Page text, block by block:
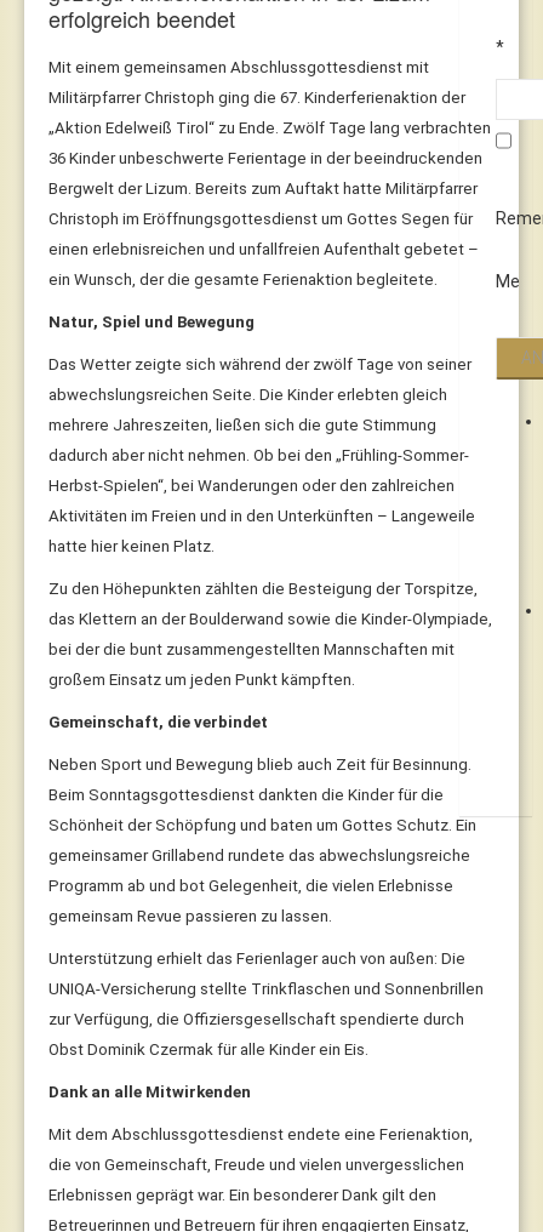
*
Me
erfolgreich beendet
Mit einem gemeinsamen Abschlussgottesdienst mit
Militärpfarrer Christoph ging die 67. Kinderferienaktion der
„Aktion Edelweiß Tirol“ zu Ende. Zwölf Tage lang verbrachten
36 Kinder unbeschwerte Ferientage in der beeindruckenden
Bergwelt der Lizum. Bereits zum Auftakt hatte Militärpfarrer
Christoph im Eröffnungsgottesdienst um Gottes Segen für
einen erlebnisreichen und unfallfreien Aufenthalt gebetet –
ein Wunsch, der die gesamte Ferienaktion begleitete.
Natur, Spiel und Bewegung
Das Wetter zeigte sich während der zwölf Tage von seiner
abwechslungsreichen Seite. Die Kinder erlebten gleich
mehrere Jahreszeiten, ließen sich die gute Stimmung
dadurch aber nicht nehmen. Ob bei den „Frühling-Sommer-
Herbst-Spielen“, bei Wanderungen oder den zahlreichen
Aktivitäten im Freien und in den Unterkünften – Langeweile
hatte hier keinen Platz.
Zu den Höhepunkten zählten die Besteigung der Torspitze,
das Klettern an der Boulderwand sowie die Kinder-Olympiade,
bei der die bunt zusammengestellten Mannschaften mit
großem Einsatz um jeden Punkt kämpften.
Gemeinschaft, die verbindet
Neben Sport und Bewegung blieb auch Zeit für Besinnung.
Beim Sonntagsgottesdienst dankten die Kinder für die
Schönheit der Schöpfung und baten um Gottes Schutz. Ein
gemeinsamer Grillabend rundete das abwechslungsreiche
Programm ab und bot Gelegenheit, die vielen Erlebnisse
gemeinsam Revue passieren zu lassen.
Unterstützung erhielt das Ferienlager auch von außen: Die
UNIQA-Versicherung stellte Trinkflaschen und Sonnenbrillen
zur Verfügung, die Offiziersgesellschaft spendierte durch
Obst Dominik Czermak für alle Kinder ein Eis.
Dank an alle Mitwirkenden
Mit dem Abschlussgottesdienst endete eine Ferienaktion,
die von Gemeinschaft, Freude und vielen unvergesslichen
Erlebnissen geprägt war. Ein besonderer Dank gilt den
Betreuerinnen und Betreuern für ihren engagierten Einsatz,